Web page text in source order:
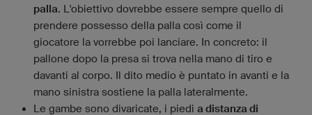
palla. L'obiettivo dovrebbe essere sempre quello di
prendere possesso della palla così come il
giocatore la vorrebbe poi lanciare. In concreto: il
pallone dopo la presa si trova nella mano di tiro e
davanti al corpo. Il dito medio è puntato in avanti e la
mano sinistra sostiene la palla lateralmente.
Le gambe sono divaricate, i piedi a distanza di